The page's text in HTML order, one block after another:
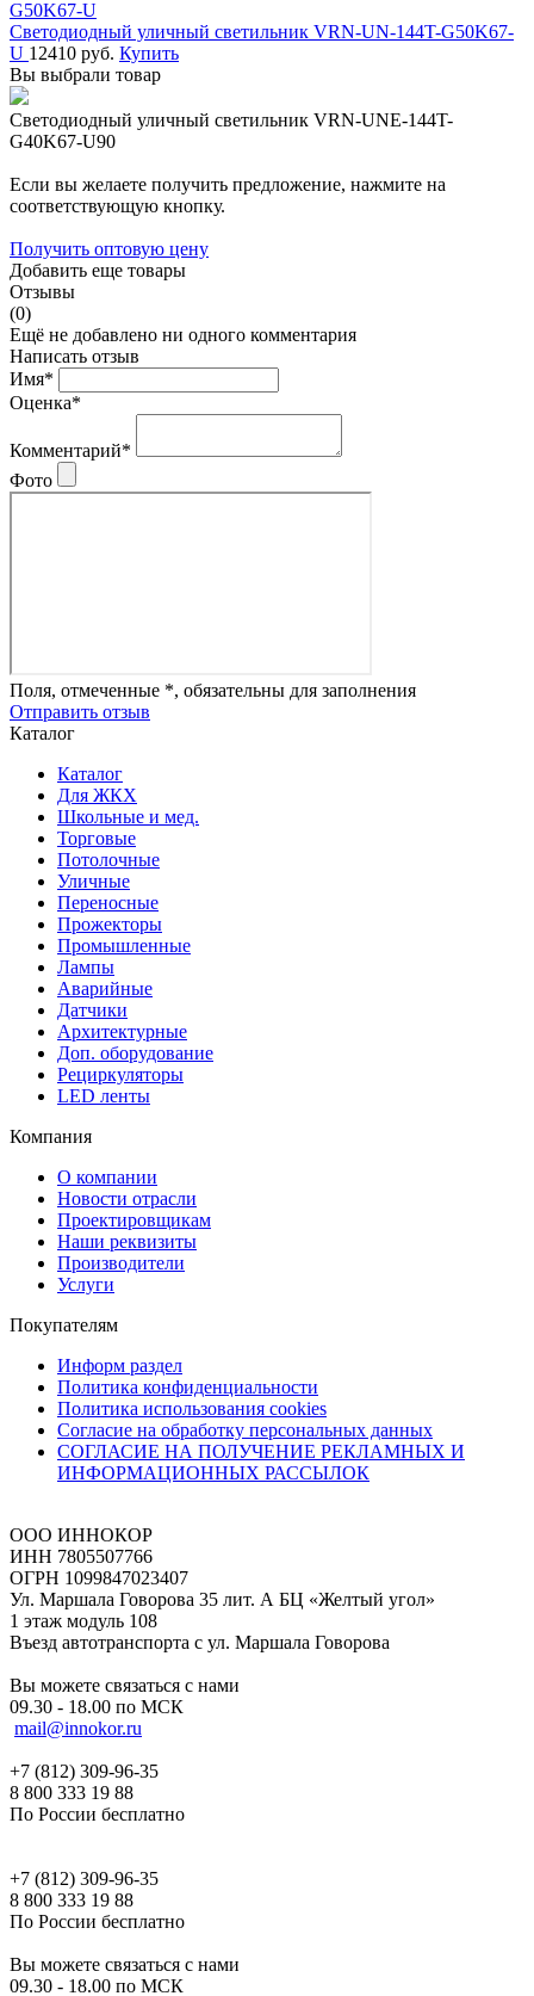
Светодиодный уличный светильник VRN-UN-144T-G50K67-
U 12410 руб. Купить
Вы выбрали товар
Светодиодный уличный светильник VRN-UNE-144T-
G40K67-U90
Если вы желаете получить предложение, нажмите на
соответствующую кнопку.
Получить оптовую цену
Добавить еще товары
Отзывы
(0)
Ещё не добавлено ни одного комментария
Написать отзыв
Имя*
Оценка*
Комментарий*
Фото
Поля, отмеченные *, обязательны для заполнения
Отправить отзыв
Каталог
Каталог
Для ЖКХ
Школьные и мед.
Торговые
Потолочные
Уличные
Переносные
Прожекторы
Промышленные
Лампы
Аварийные
Датчики
Архитектурные
Доп. оборудование
Рециркуляторы
LED ленты
Компания
О компании
Новости отрасли
Проектировщикам
Наши реквизиты
Производители
Услуги
Покупателям
Информ раздел
Политика конфиденциальности
Политика использования cookies
Согласие на обработку персональных данных
СОГЛАСИЕ НА ПОЛУЧЕНИЕ РЕКЛАМНЫХ И
ИНФОРМАЦИОННЫХ РАССЫЛОК
ООО ИННОКОР
ИНН 7805507766
ОГРН 1099847023407
Ул. Маршала Говорова 35 лит. А БЦ «Желтый угол»
1 этаж модуль 108
Въезд автотранспорта с ул. Маршала Говорова
Вы можете связаться с нами
09.30 - 18.00 по МСК
mail@innokor.ru
+7 (812) 309-96-35
8 800 333 19 88
По России бесплатно
+7 (812) 309-96-35
8 800 333 19 88
По России бесплатно
Вы можете связаться с нами
09.30 - 18.00 по МСК